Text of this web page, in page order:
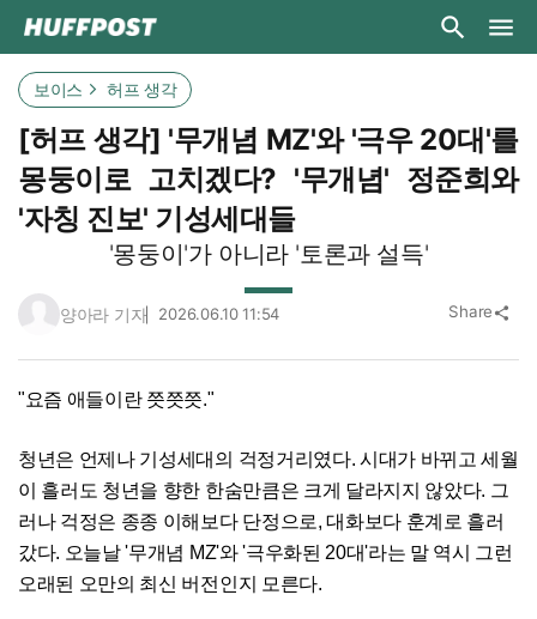
보이스 허프 생각
[허프 생각] '무개념 MZ'와 '극우 20대'를
몽둥이로 고치겠다? '무개념' 정준희와
'자칭 진보' 기성세대들
'몽둥이'가 아니라 '토론과 설득'
양아라 기자 2026.06.10 11:54 Share share
"요즘 애들이란 쯧쯧쯧."
청년은 언제나 기성세대의 걱정거리였다. 시대가 바뀌고 세월
이 흘러도 청년을 향한 한숨만큼은 크게 달라지지 않았다. 그
러나 걱정은 종종 이해보다 단정으로, 대화보다 훈계로 흘러
갔다. 오늘날 '무개념 MZ'와 '극우화된 20대'라는 말 역시 그런
오래된 오만의 최신 버전인지 모른다.